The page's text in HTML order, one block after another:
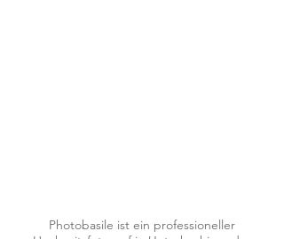
Photobasile ist ein professioneller